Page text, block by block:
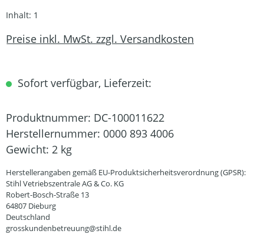
Inhalt: 1
Preise inkl. MwSt. zzgl. Versandkosten
Sofort verfügbar, Lieferzeit:
Produktnummer: DC-100011622
Herstellernummer: 0000 893 4006
Gewicht: 2 kg
Herstellerangaben gemäß EU-Produktsicherheitsverordnung (GPSR):
Stihl Vetriebszentrale AG & Co. KG
Robert-Bosch-Straße 13
64807 Dieburg
Deutschland
grosskundenbetreuung@stihl.de